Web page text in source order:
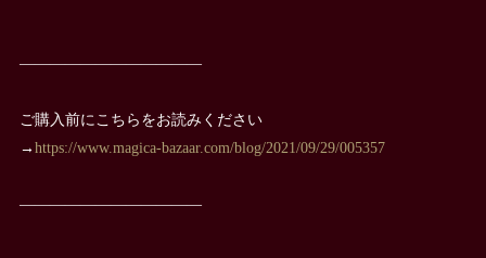
————————————
ご購入前にこちらをお読みください
→https://www.magica-bazaar.com/blog/2021/09/29/005357
————————————